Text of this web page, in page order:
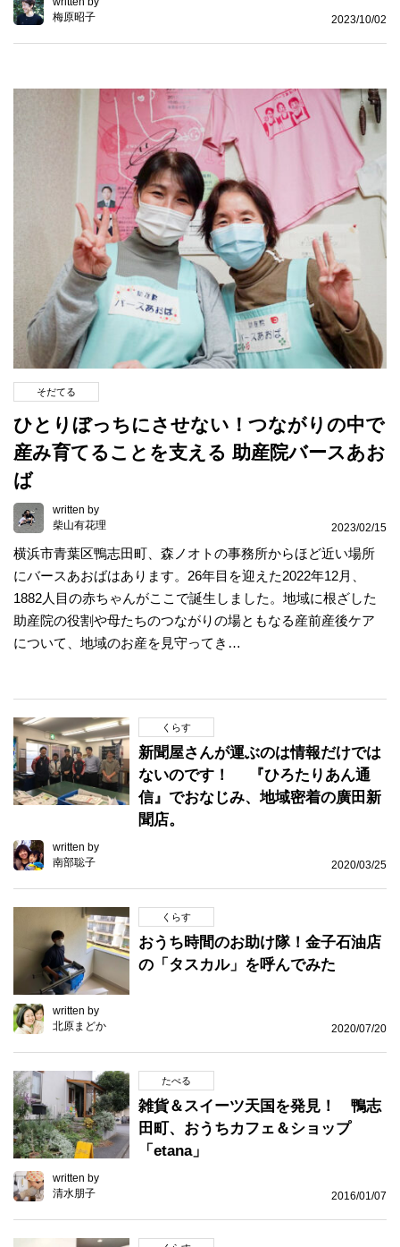
梅原昭子
2023/10/02
そだてる
ひとりぼっちにさせない！つながりの中で
産み育てることを支える 助産院バースあお
ば
written by
柴山有花理
2023/02/15
横浜市青葉区鴨志田町、森ノオトの事務所からほど近い場所
にバースあおばはあります。26年目を迎えた2022年12月、
1882人目の赤ちゃんがここで誕生しました。地域に根ざした
助産院の役割や母たちのつながりの場ともなる産前産後ケア
について、地域のお産を見守ってき…
くらす
新聞屋さんが運ぶのは情報だけでは
ないのです！ 『ひろたりあん通
信』でおなじみ、地域密着の廣田新
聞店。
written by
南部聡子
2020/03/25
くらす
おうち時間のお助け隊！金子石油店
の「タスカル」を呼んでみた
written by
北原まどか
2020/07/20
たべる
雑貨＆スイーツ天国を発見！ 鴨志
田町、おうちカフェ＆ショップ
「etana」
written by
清水朋子
2016/01/07